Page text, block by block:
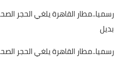
رسميا..مطار القاهرة يلغي الحجر
بديل
رسميا..مطار القاهرة يلغي الحجر